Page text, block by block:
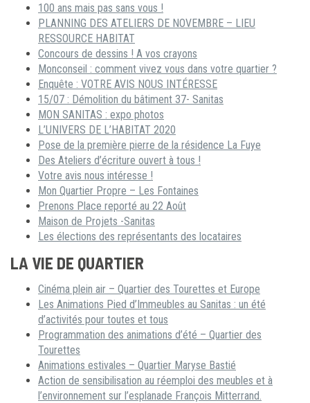
100 ans mais pas sans vous !
PLANNING DES ATELIERS DE NOVEMBRE – LIEU
RESSOURCE HABITAT
Concours de dessins ! A vos crayons
Monconseil : comment vivez vous dans votre quartier ?
Enquête : VOTRE AVIS NOUS INTÉRESSE
15/07 : Démolition du bâtiment 37- Sanitas
MON SANITAS : expo photos
L’UNIVERS DE L’HABITAT 2020
Pose de la première pierre de la résidence La Fuye
Des Ateliers d’écriture ouvert à tous !
Votre avis nous intéresse !
Mon Quartier Propre – Les Fontaines
Prenons Place reporté au 22 Août
Maison de Projets -Sanitas
Les élections des représentants des locataires
LA VIE DE QUARTIER
Cinéma plein air – Quartier des Tourettes et Europe
Les Animations Pied d’Immeubles au Sanitas : un été
d’activités pour toutes et tous
Programmation des animations d’été – Quartier des
Tourettes
Animations estivales – Quartier Maryse Bastié
Action de sensibilisation au réemploi des meubles et à
l’environnement sur l’esplanade François Mitterrand.